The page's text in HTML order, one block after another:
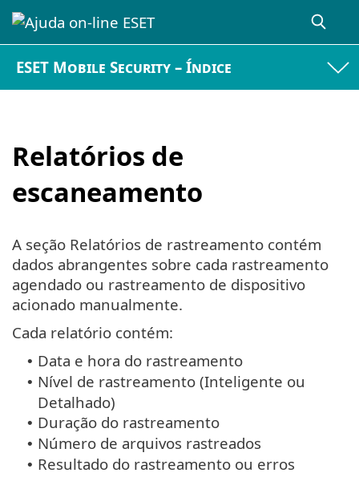
ESET Mobile Security – Índice
Relatórios de
escaneamento
A seção Relatórios de rastreamento contém
dados abrangentes sobre cada rastreamento
agendado ou rastreamento de dispositivo
acionado manualmente.
Cada relatório contém:
• Data e hora do rastreamento
• Nível de rastreamento (Inteligente ou
Detalhado)
• Duração do rastreamento
• Número de arquivos rastreados
• Resultado do rastreamento ou erros